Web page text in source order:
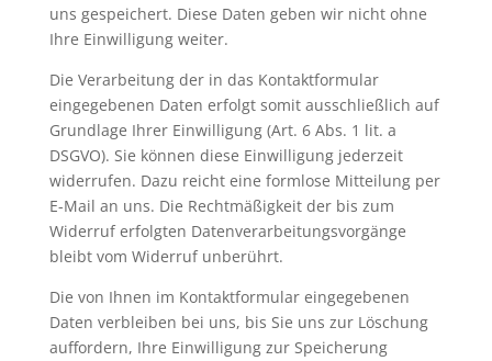
uns gespeichert. Diese Daten geben wir nicht ohne
Ihre Einwilligung weiter.
Die Verarbeitung der in das Kontaktformular
eingegebenen Daten erfolgt somit ausschließlich auf
Grundlage Ihrer Einwilligung (Art. 6 Abs. 1 lit. a
DSGVO). Sie können diese Einwilligung jederzeit
widerrufen. Dazu reicht eine formlose Mitteilung per
E-Mail an uns. Die Rechtmäßigkeit der bis zum
Widerruf erfolgten Datenverarbeitungsvorgänge
bleibt vom Widerruf unberührt.
Die von Ihnen im Kontaktformular eingegebenen
Daten verbleiben bei uns, bis Sie uns zur Löschung
auffordern, Ihre Einwilligung zur Speicherung